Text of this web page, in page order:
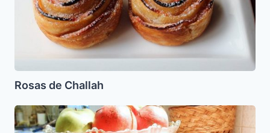
Rosas de Challah
Jalea
de